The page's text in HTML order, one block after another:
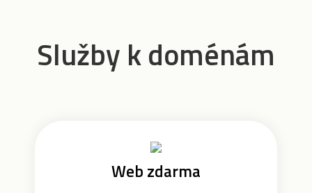
Služby k doménám
Web zdarma